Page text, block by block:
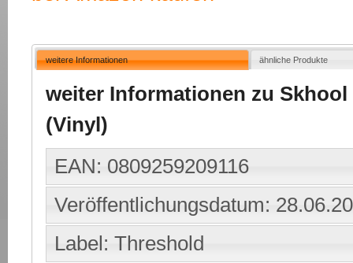
weitere Informationen ähnliche Produkte
weiter Informationen zu
(Vinyl)
EAN: 0809259209116
Veröffentlichungsdatum:
Label: Threshold